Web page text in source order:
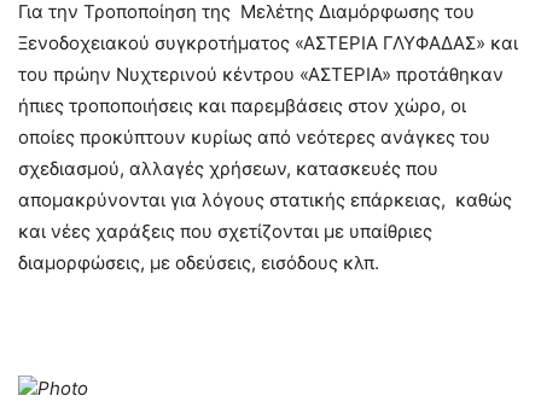
Για την Τροποποίηση της Μελέτης Διαμόρφωσης του
Ξενοδοχειακού συγκροτήματος «ΑΣΤΕΡΙΑ ΓΛΥΦΑΔΑΣ» και
του πρώην Νυχτερινού κέντρου «ΑΣΤΕΡΙΑ» προτάθηκαν
ήπιες τροποποιήσεις και παρεμβάσεις στον χώρο, οι
οποίες προκύπτουν κυρίως από νεότερες ανάγκες του
σχεδιασμού, αλλαγές χρήσεων, κατασκευές που
απομακρύνονται για λόγους στατικής επάρκειας, καθώς
και νέες χαράξεις που σχετίζονται με υπαίθριες
διαμορφώσεις, με οδεύσεις, εισόδους κλπ.
Photo